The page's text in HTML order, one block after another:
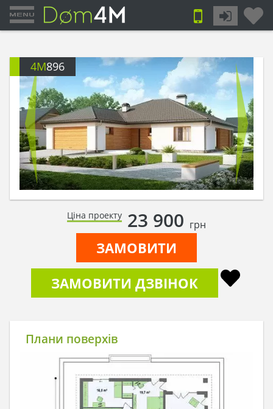
4M896
Ціна проекту 23 900 грн
ЗАМОВИТИ
ЗАМОВИТИ ДЗВІНОК
Плани поверхів